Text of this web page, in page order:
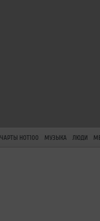
ЧАРТЫ HOT100 МУЗЫКА ЛЮДИ